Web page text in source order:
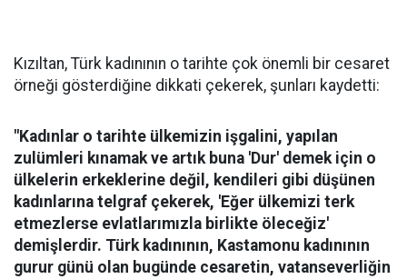
Kızıltan, Türk kadınının o tarihte çok önemli bir cesaret
örneği gösterdiğine dikkati çekerek, şunları kaydetti:
"Kadınlar o tarihte ülkemizin işgalini, yapılan
zulümleri kınamak ve artık buna 'Dur' demek için o
ülkelerin erkeklerine değil, kendileri gibi düşünen
kadınlarına telgraf çekerek, 'Eğer ülkemizi terk
etmezlerse evlatlarımızla birlikte öleceğiz'
demişlerdir. Türk kadınının, Kastamonu kadınının
gurur günü olan bugünde cesaretin, vatanseverliğin